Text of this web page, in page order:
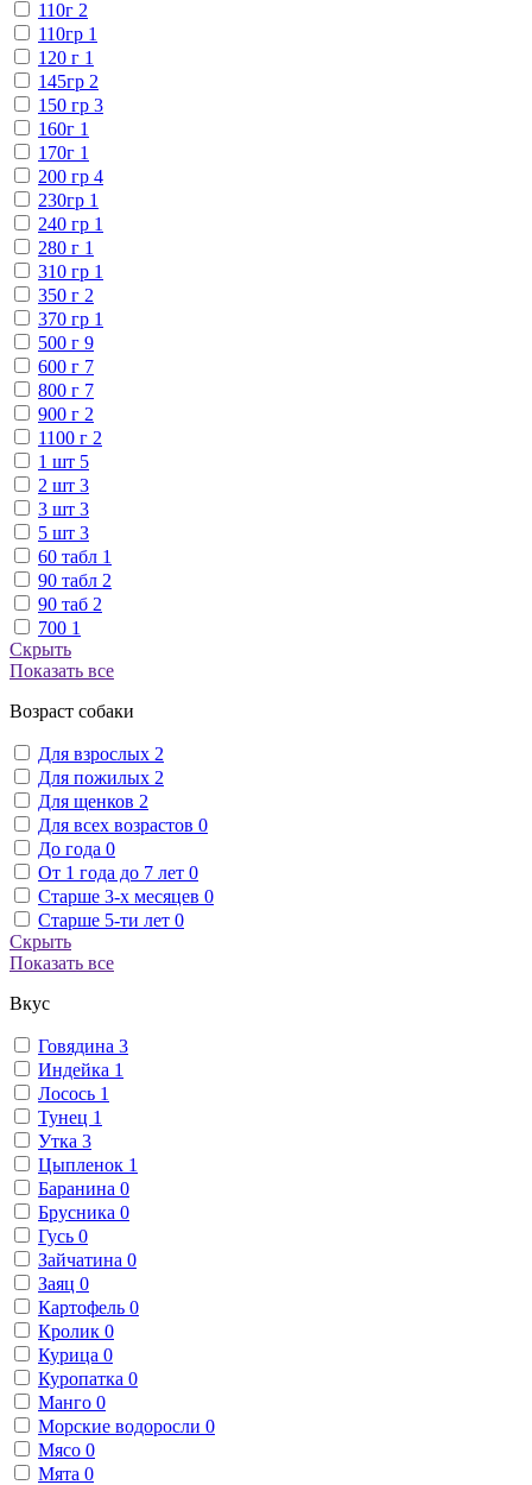
110г 2
110гр 1
120 г 1
145гр 2
150 гр 3
160г 1
170г 1
200 гр 4
230гр 1
240 гр 1
280 г 1
310 гр 1
350 г 2
370 гр 1
500 г 9
600 г 7
800 г 7
900 г 2
1100 г 2
1 шт 5
2 шт 3
3 шт 3
5 шт 3
60 табл 1
90 табл 2
90 таб 2
700 1
Скрыть
Показать все
Возраст собаки
Для взрослых 2
Для пожилых 2
Для щенков 2
Для всех возрастов 0
До года 0
От 1 года до 7 лет 0
Старше 3-х месяцев 0
Старше 5-ти лет 0
Скрыть
Показать все
Вкус
Говядина 3
Индейка 1
Лосось 1
Тунец 1
Утка 3
Цыпленок 1
Баранина 0
Брусника 0
Гусь 0
Зайчатина 0
Заяц 0
Картофель 0
Кролик 0
Курица 0
Куропатка 0
Манго 0
Морские водоросли 0
Мясо 0
Мята 0